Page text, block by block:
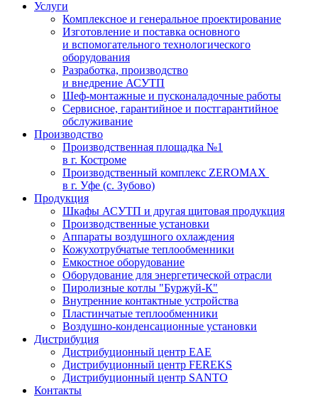
Услуги
Комплексное и генеральное проектирование
Изготовление и поставка основного
и вспомогательного технологического
оборудования
Разработка, производство
и внедрение АСУТП
Шеф-монтажные и пусконаладочные работы
Сервисное, гарантийное и постгарантийное
обслуживание
Производство
Производственная площадка №1
в г. Костроме
Производственный комплекс ZEROMAX
в г. Уфе (с. Зубово)
Продукция
Шкафы АСУТП и другая щитовая продукция
Производственные установки
Аппараты воздушного охлаждения
Кожухотрубчатые теплообменники
Емкостное оборудование
Оборудование для энергетической отрасли
Пиролизные котлы "Буржуй-К"
Внутренние контактные устройства
Пластинчатые теплообменники
Воздушно-конденсационные установки
Дистрибуция
Дистрибуционный центр EAE
Дистрибуционный центр FEREKS
Дистрибуционный центр SANTO
Контакты